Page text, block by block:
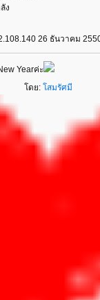
ง
26 ธันวาคม
ดย: สมรัศมี